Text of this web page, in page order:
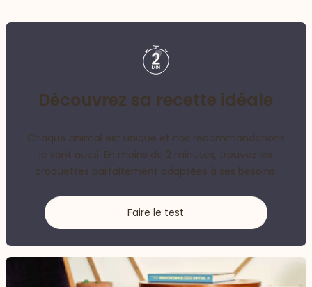
Découvrez sa recette idéale
Chaque animal est unique et nos recommandations
le sont aussi. En moins de 2 minutes, trouvez les
croquettes parfaitement adaptées à ses besoins.
Faire le test